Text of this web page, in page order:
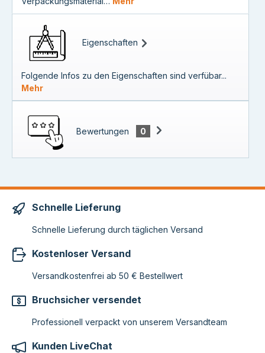
Eigenschaften
Folgende Infos zu den Eigenschaften sind verfübar...
Mehr
Bewertungen 0
Schnelle Lieferung
Schnelle Lieferung durch täglichen Versand
Kostenloser Versand
Versandkostenfrei ab 50 € Bestellwert
Bruchsicher versendet
Professionell verpackt von unserem Versandteam
Kunden LiveChat